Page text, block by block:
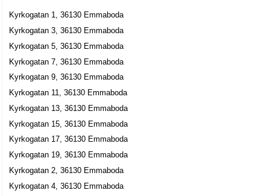
Kyrkogatan 1, 36130 Emmaboda
Kyrkogatan 3, 36130 Emmaboda
Kyrkogatan 5, 36130 Emmaboda
Kyrkogatan 7, 36130 Emmaboda
Kyrkogatan 9, 36130 Emmaboda
Kyrkogatan 11, 36130 Emmaboda
Kyrkogatan 13, 36130 Emmaboda
Kyrkogatan 15, 36130 Emmaboda
Kyrkogatan 17, 36130 Emmaboda
Kyrkogatan 19, 36130 Emmaboda
Kyrkogatan 2, 36130 Emmaboda
Kyrkogatan 4, 36130 Emmaboda